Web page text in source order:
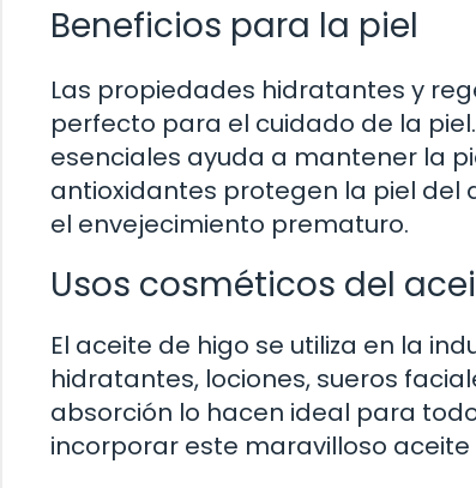
Beneficios para la piel
Las propiedades hidratantes y
perfecto para el cuidado de la
esenciales ayuda a mantener la
antioxidantes protegen la piel del
el envejecimiento prematuro.
Usos cosméticos del
El aceite de higo se utiliza en la
hidratantes, lociones, sueros
absorción lo hacen ideal para
incorporar este maravilloso